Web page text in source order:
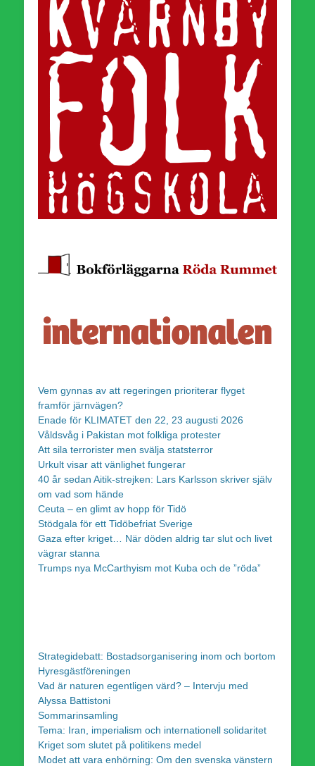
Vem gynnas av att regeringen prioriterar flyget
framför järnvägen?
Enade för KLIMATET den 22, 23 augusti 2026
Våldsvåg i Pakistan mot folkliga protester
Att sila terrorister men svälja statsterror
Urkult visar att vänlighet fungerar
40 år sedan Aitik-strejken: Lars Karlsson skriver själv
om vad som hände
Ceuta – en glimt av hopp för Tidö
Stödgala för ett Tidöbefriat Sverige
Gaza efter kriget… När döden aldrig tar slut och livet
vägrar stanna
Trumps nya McCarthyism mot Kuba och de ”röda”
Strategidebatt: Bostadsorganisering inom och bortom
Hyresgästföreningen
Vad är naturen egentligen värd? – Intervju med
Alyssa Battistoni
Sommarinsamling
Tema: Iran, imperialism och internationell solidaritet
Kriget som slutet på politikens medel
Modet att vara enhörning: Om den svenska vänstern